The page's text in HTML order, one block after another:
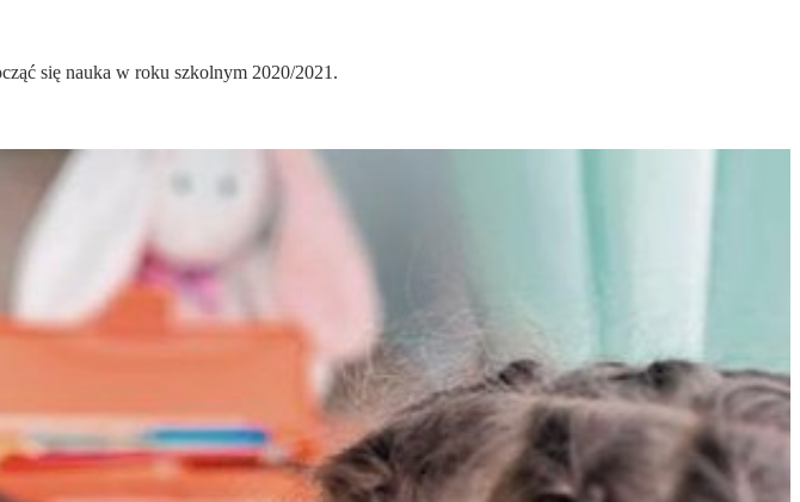
się nauka w roku szkolnym 2020/2021.